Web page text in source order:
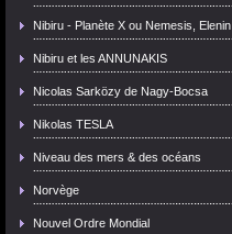
Nibiru - Planète X ou Nemesis, Elenin
Nibiru et les ANNUNAKIS
Nicolas Sarközy de Nagy-Bocsa
Nikolas TESLA
Niveau des mers & des océans
Norvège
Nouvel Ordre Mondial